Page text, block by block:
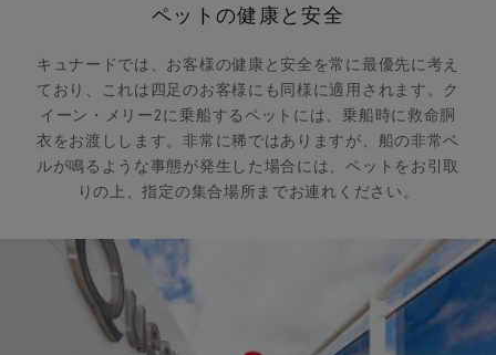
ペットの健康と安全
キュナードでは、お客様の健康と安全を常に最優先に考え
ており、これは四足のお客様にも同様に適用されます。ク
イーン・メリー2に乗船するペットには、乗船時に救命胴
衣をお渡しします。非常に稀ではありますが、船の非常ベ
ルが鳴るような事態が発生した場合には、ペットをお引取
りの上、指定の集合場所までお連れください。